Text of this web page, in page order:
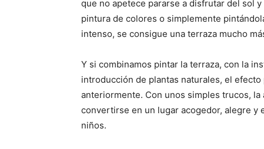
que no apetece pararse a disfrutar del sol
pintura de colores o simplemente
intenso, se consigue una terraza mucho
Y si combinamos pintar la terraza, con la
introducción de plantas naturales, el
anteriormente. Con unos simples trucos,
convertirse en un lugar acogedor, alegre
niños.